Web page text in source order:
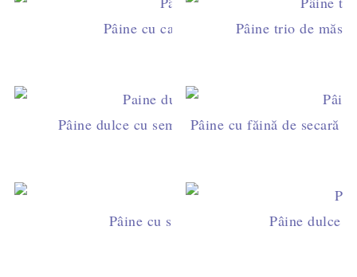
Pâine cu cartofi și maia naturală -
Pâine trio de
Pâine dulce cu semințe de chia și fructe goji
Pâine cu făină de secară
Pâine cu sfeclă roșie și nuci (cu maia
Pâine dulce